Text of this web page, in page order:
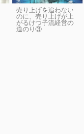
売り上げを追わない
のに、売り上げが上
がるけつ子流経営の
道のり③